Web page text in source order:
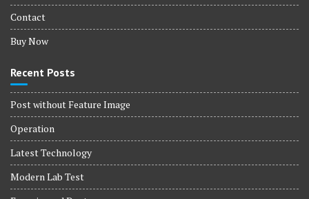
Contact
Buy Now
Recent Posts
Post without Feature Image
Operation
Latest Technology
Modern Lab Test